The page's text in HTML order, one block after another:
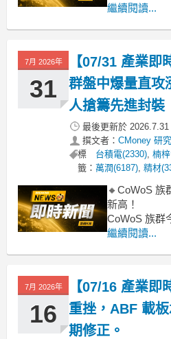
高達 6.70%，
於市場持續
階 PCB 與
加上明
繼續閱讀...
7月 2026年
31
【07/31 產業
群盤中爆量直攻
人搶籌先進封裝
最後更新於
撰文者： CMoney 研
標
籤：
台積電(2330), 楠
萬潤(6187), 精材
🔸CoWoS 族
新高！
CoWoS 族群
幅逼近 10%
焦。主要驅
的持續爆發性
是滿足這些高
繼續閱讀...
7月 2026年
16
【07/16 產業
重挫，ABF 載
期修正。